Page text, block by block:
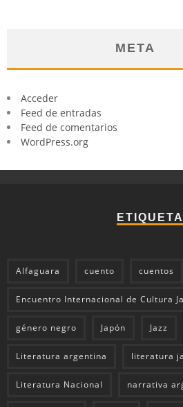
META
Acceder
Feed de entradas
Feed de comentarios
WordPress.org
Alfaguara cuento cuentos
Encuentro Internacional de Cultura
género negro Japón Jazz
Literatura argentina literatura
Literatura Nacional narrativa